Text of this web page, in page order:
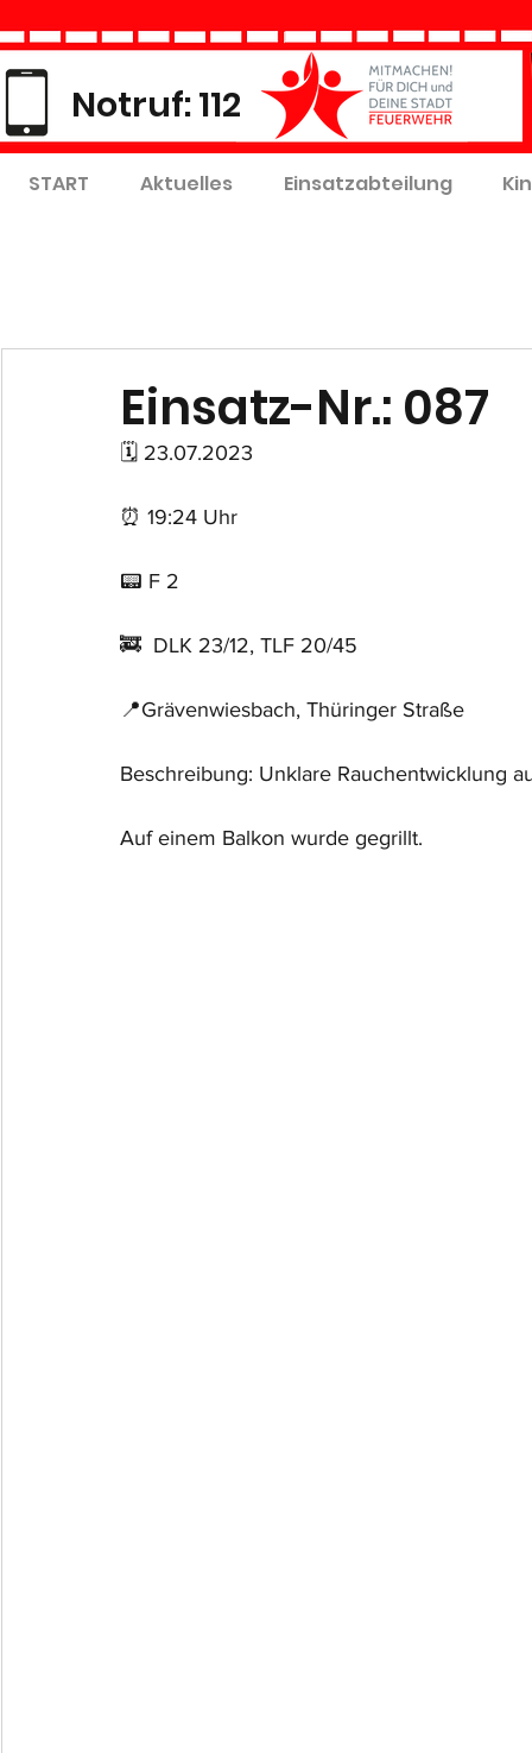
Notruf: 112
START Aktuelles Einsatzabteilung
Einsatz-Nr.: 087
🗓 23.07.2023
⏰ 19:24 Uhr
📟 F 2
🚒  DLK 23/12, TLF 20/45
📍Grävenwiesbach, Thüringer Straße
Beschreibung: Unklare Rauchentwicklung
Auf einem Balkon wurde gegrillt.